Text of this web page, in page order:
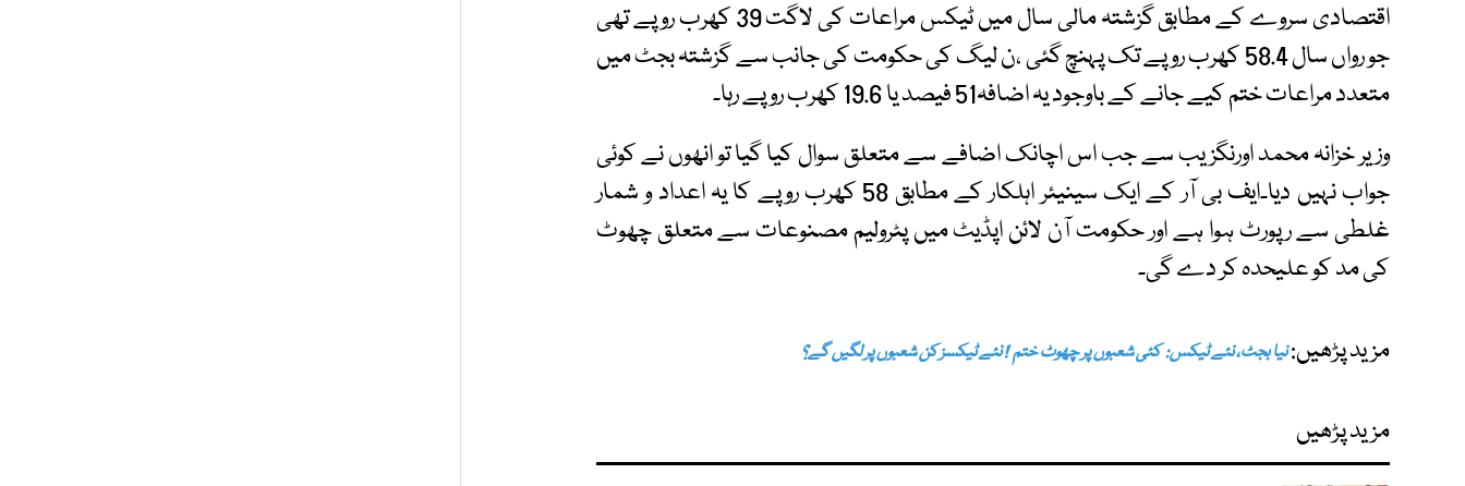
اقتصادی سروے کے مطابق گزشتہ مالی سال میں ٹیکس مراعات کی لاگت 39 کھرب روپے تھی
جو رواں سال 58.4 کھرب روپے تک پہنچ گئی ،ن لیگ کی حکومت کی جانب سے گزشتہ بجٹ میں
متعدد مراعات ختم کیے جانے کے باوجود یہ اضافہ51 فیصد یا 19.6 کھرب روپے رہا۔
وزیر خزانہ محمد اورنگزیب سے جب اس اچانک اضافے سے متعلق سوال کیا گیا تو انھوں نے کوئی
جواب نہیں دیا۔ایف بی آر کے ایک سینیئر اہلکار کے مطابق 58 کھرب روپے کا یہ اعداد و شمار
غلطی سے رپورٹ ہوا ہے اور حکومت آن لائن اپڈیٹ میں پٹرولیم مصنوعات سے متعلق چھوٹ
کی مد کو علیحدہ کر دے گی۔
مزید پڑھیں:نیا بجٹ، نئے ٹیکس: کئی شعبوں پر چھوٹ ختم ! نئے ٹیکسز کن شعبوں پر لگیں گے؟
مزید پڑھیں